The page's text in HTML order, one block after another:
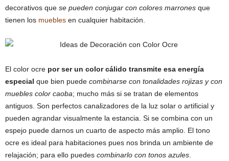
decorativos que se pueden conjugar con colores marrones que
tienen los muebles en cualquier habitación.
El color ocre por ser un color cálido transmite esa energía
especial que bien puede combinarse con tonalidades rojizas y con
muebles color caoba; mucho más si se tratan de elementos
antiguos. Son perfectos canalizadores de la luz solar o artificial y
pueden agrandar visualmente la estancia. Si se combina con un
espejo puede darnos un cuarto de aspecto más amplio. El tono
ocre es ideal para habitaciones pues nos brinda un ambiente de
relajación; para ello puedes combinarlo con tonos azules